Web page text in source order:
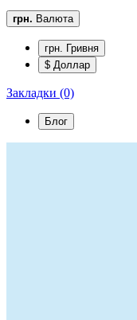
грн. Валюта
грн. Гривня
$ Доллар
Закладки (0)
Блог